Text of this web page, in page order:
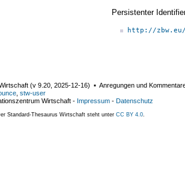
Persistenter
http://
(v 9.20 2025-12-16) ▪ Anregungen und
stw-user
Wirtschaft - Impressum - Datenschutz
Standard-Thesaurus Wirtschaft steht unter CC BY 4.0